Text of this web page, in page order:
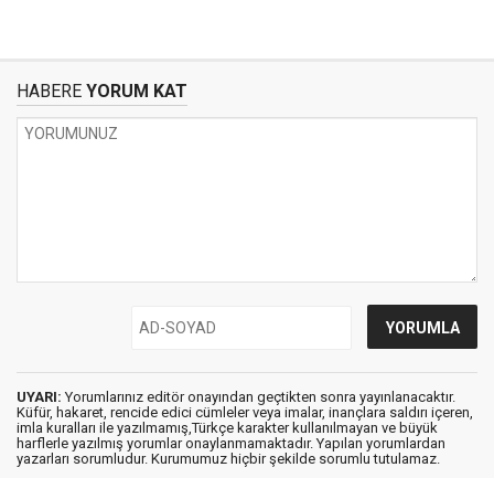
HABERE YORUM KAT
UYARI: Yorumlarınız editör onayından geçtikten sonra yayınlanacaktır.
Küfür, hakaret, rencide edici cümleler veya imalar, inançlara saldırı içeren,
imla kuralları ile yazılmamış,Türkçe karakter kullanılmayan ve büyük
harflerle yazılmış yorumlar onaylanmamaktadır. Yapılan yorumlardan
yazarları sorumludur. Kurumumuz hiçbir şekilde sorumlu tutulamaz.